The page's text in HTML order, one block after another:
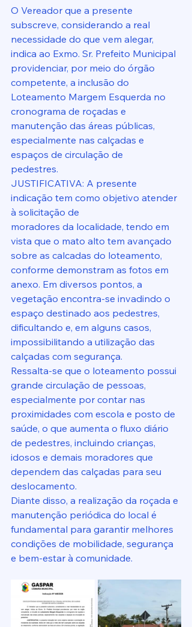
O Vereador que a presente
subscreve, considerando a real
necessidade do que vem alegar,
indica ao Exmo. Sr. Prefeito Municipal
providenciar, por meio do órgão
competente, a inclusão do
Loteamento Margem Esquerda no
cronograma de roçadas e
manutenção das áreas públicas,
especialmente nas calçadas e
espaços de circulação de
pedestres.
JUSTIFICATIVA: A presente
indicação tem como objetivo atender
à solicitação de
moradores da localidade, tendo em
vista que o mato alto tem avançado
sobre as calcadas do loteamento,
conforme demonstram as fotos em
anexo. Em diversos pontos, a
vegetação encontra-se invadindo o
espaço destinado aos pedestres,
dificultando e, em alguns casos,
impossibilitando a utilização das
calçadas com segurança.
Ressalta-se que o loteamento possui
grande circulação de pessoas,
especialmente por contar nas
proximidades com escola e posto de
saúde, o que aumenta o fluxo diário
de pedestres, incluindo crianças,
idosos e demais moradores que
dependem das calçadas para seu
deslocamento.
Diante disso, a realização da roçada e
manutenção periódica do local é
fundamental para garantir melhores
condições de mobilidade, segurança
e bem-estar à comunidade.